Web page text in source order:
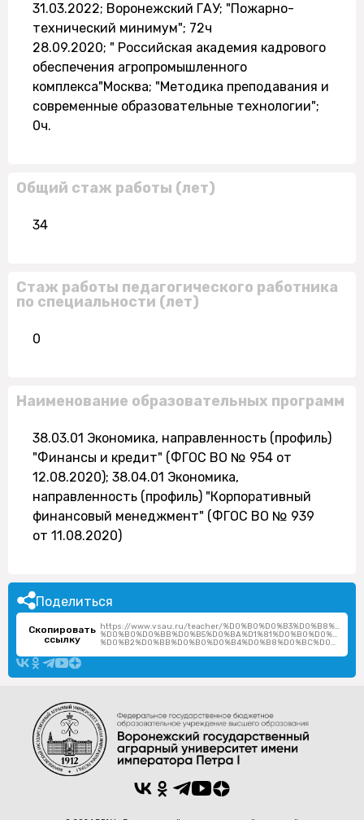
31.03.2022; Воронежский ГАУ; "Пожарно-
технический минимум"; 72ч
28.09.2020; " Российская академия кадрового
обеспечения агропромышленного
комплекса"Москва; "Методика преподавания и
современные образовательные технологии";
0ч.
Общий стаж работы (лет)
34
Стаж работы педагогического работника
по специальности (лет)
0
Наименование образовательных программ
38.03.01 Экономика, направленность (профиль)
"Финансы и кредит" (ФГОС ВО № 954 от
12.08.2020); 38.04.01 Экономика,
направленность (профиль) "Корпоративный
финансовый менеджмент" (ФГОС ВО № 939
от 11.08.2020)
Поделиться
Скопировать
ссылку
https://www.vsau.ru/teacher/
%D0%B2%D0%BB%D0%B0%D0%B4%D0%B8%D0%BC%D0%B8%D1%80%D0%BE%D0%B2%D0%B8%D1%87/